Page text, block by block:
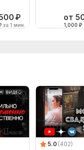
₽
за 1 мин.
от
1,000 ₽
5.0 (402)